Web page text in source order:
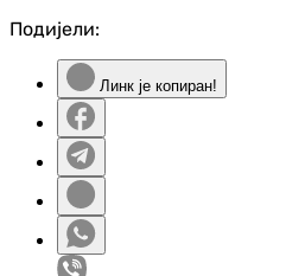
Подијели:
Линк је копиран!